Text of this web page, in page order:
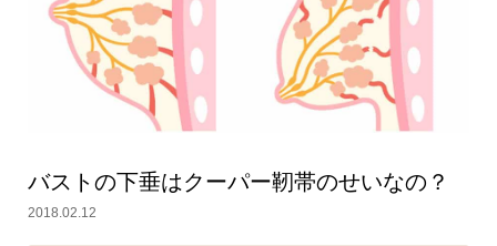
バストの下垂はクーパー靭帯のせいなの？
2018.02.12